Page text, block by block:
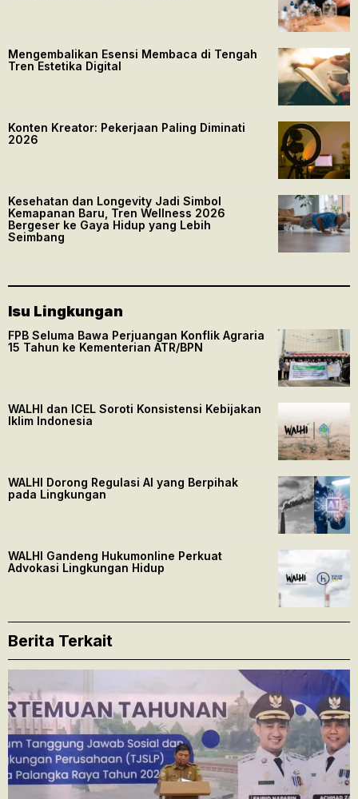
Mengembalikan Esensi Membaca di Tengah
Tren Estetika Digital
Konten Kreator: Pekerjaan Paling Diminati
2026
Kesehatan dan Longevity Jadi Simbol
Kemapanan Baru, Tren Wellness 2026
Bergeser ke Gaya Hidup yang Lebih
Seimbang
Isu Lingkungan
FPB Seluma Bawa Perjuangan Konflik Agraria
15 Tahun ke Kementerian ATR/BPN
WALHI dan ICEL Soroti Konsistensi Kebijakan
Iklim Indonesia
WALHI Dorong Regulasi AI yang Berpihak
pada Lingkungan
WALHI Gandeng Hukumonline Perkuat
Advokasi Lingkungan Hidup
Berita Terkait